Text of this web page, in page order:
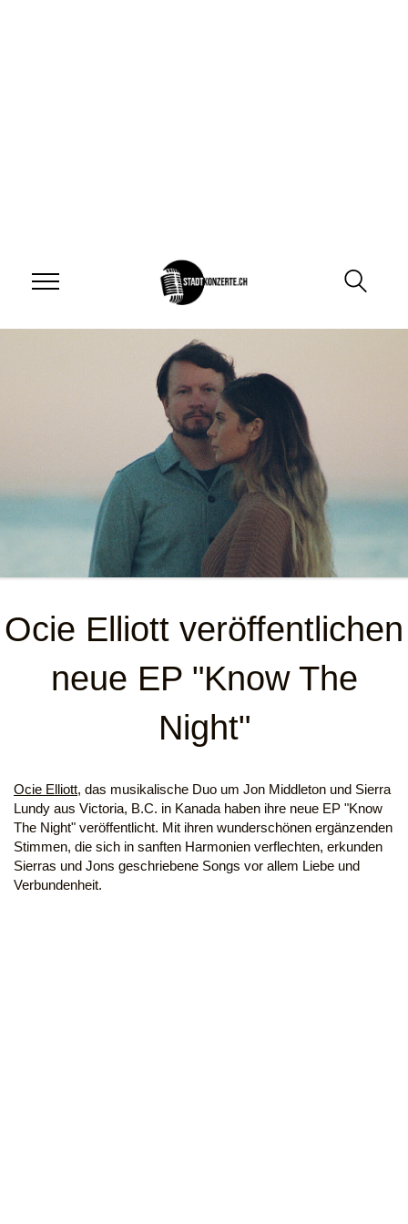
Ocie Elliott veröffentlichen
neue EP "Know The
Night"
Ocie Elliott, das musikalische Duo um Jon Middleton und Sierra
Lundy aus Victoria, B.C. in Kanada haben ihre neue EP "Know
The Night" veröffentlicht. Mit ihren wunderschönen ergänzenden
Stimmen, die sich in sanften Harmonien verflechten, erkunden
Sierras und Jons geschriebene Songs vor allem Liebe und
Verbundenheit.